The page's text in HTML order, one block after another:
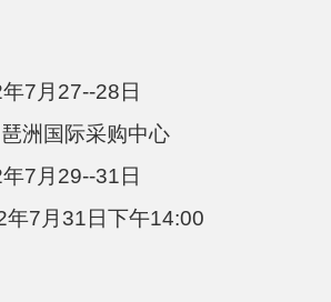
7月27--28日
洲国际采购中心
7月29--31日
年7月31日下午14:00